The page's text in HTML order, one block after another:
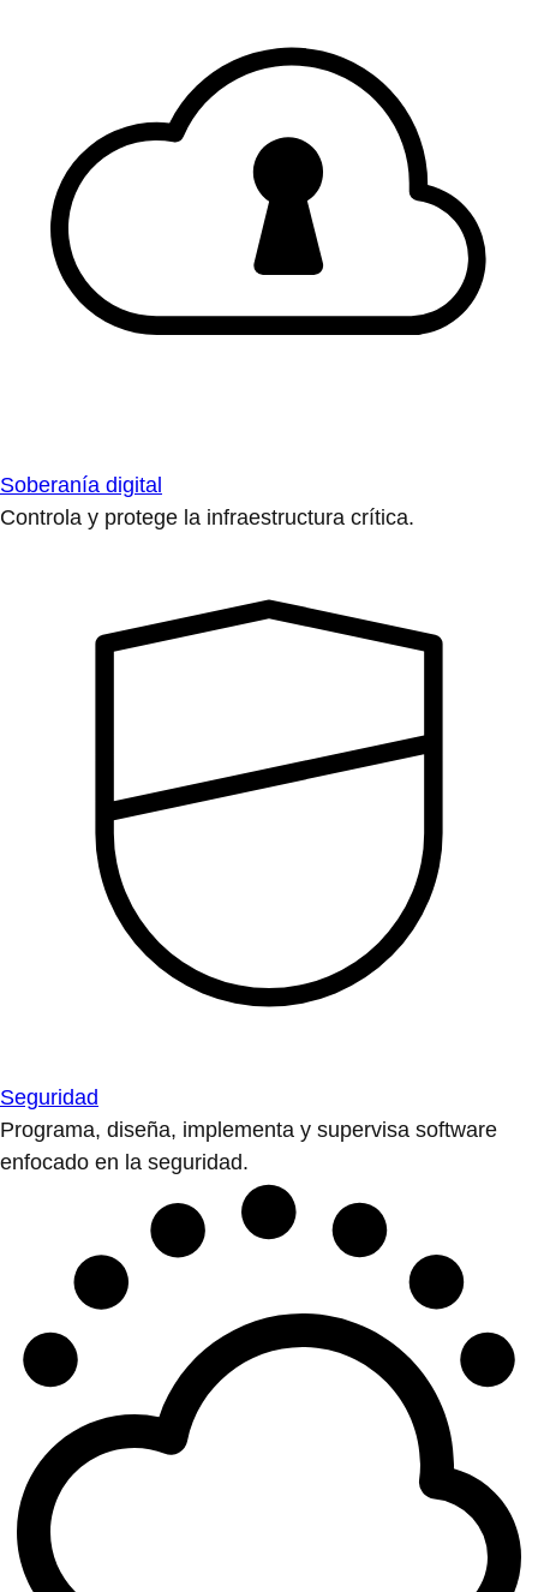
Soberanía digital
Controla y protege la infraestructura crítica.
Seguridad
Programa, diseña, implementa y supervisa software
enfocado en la seguridad.